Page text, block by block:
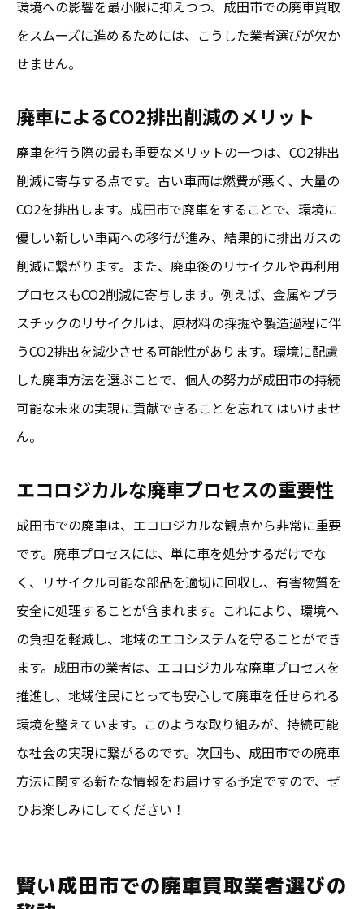
必要書類を事前に準備する手順
オンライン査定を活用した手続きの迅速化
迅速な対応が可能な業者の特長を把握する
成田市の廃車買取業者に依頼する前に確認すべ
きポイント
過去の買取実績をチェックする重要性
サービス内容の詳細確認でトラブル回避
成田市の法律に基づく適正な処理への対応
費用の透明性を確認するための質問集
業者のアフターケアサービスを確認する
成田市で廃車を進める際の環境配慮と再利用の
法
廃車による環境負荷を低減する具体策
成田市でのリサイクルプログラムの活用法
環境に優しい廃車の取り組みに参加するメ
リット
地域社会への貢献を意識した廃車の選択肢
環境への影響を最小限に抑えつつ、成田市での廃車買取
をスムーズに進めるためには、こうした業者選びが欠か
せません。
廃車によるCO2排出削減のメリット
廃車を行う際の最も重要なメリットの一つは、CO2排出
削減に寄与する点です。古い車両は燃費が悪く、大量の
CO2を排出します。成田市で廃車をすることで、環境に
優しい新しい車両への移行が進み、結果的に排出ガスの
削減に繋がります。また、廃車後のリサイクルや再利用
プロセスもCO2削減に寄与します。例えば、金属やプラ
スチックのリサイクルは、原材料の採掘や製造過程に伴
うCO2排出を減少させる可能性があります。環境に配慮
した廃車方法を選ぶことで、個人の努力が成田市の持続
可能な未来の実現に貢献できることを忘れてはいけませ
ん。
エコロジカルな廃車プロセスの重要性
成田市での廃車は、エコロジカルな観点から非常に重要
です。廃車プロセスには、単に車を処分するだけでな
く、リサイクル可能な部品を適切に回収し、有害物質を
安全に処理することが含まれます。これにより、環境へ
の負担を軽減し、地域のエコシステムを守ることができ
ます。成田市の業者は、エコロジカルな廃車プロセスを
推進し、地域住民にとっても安心して廃車を任せられる
環境を整えています。このような取り組みが、持続可能
な社会の実現に繋がるのです。次回も、成田市での廃車
方法に関する新たな情報をお届けする予定ですので、ぜ
ひお楽しみにしてください！
賢い成田市での廃車買取業者選びの